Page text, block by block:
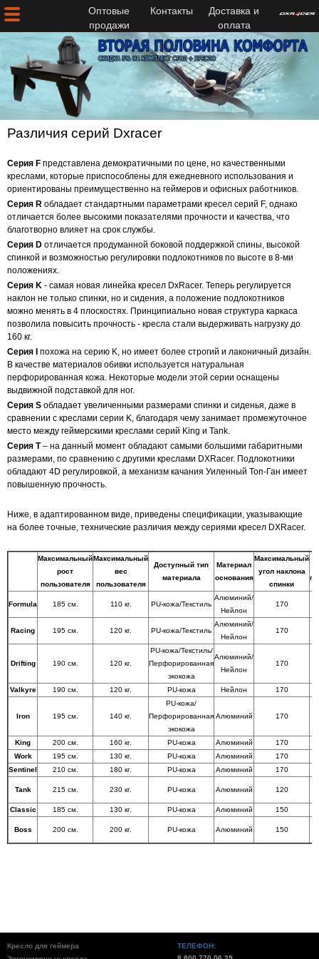
Доставка и
оплата
Контакты
Оптовые
продажи
Различия серий Dxracer
Серия F представлена демократичными по цене, но качественными
креслами, которые приспособлены для ежедневного использования и
ориентированы преимущественно на геймеров и офисных работников.
Серия R обладает стандартными параметрами кресел серий F, однако
отличается более высокими показателями прочности и качества, что
благотворно влияет на срок службы.
Серия D отличается продуманной боковой поддержкой спины, высокой
спинкой и возможностью регулировки подлокотников по высоте в 8-ми
положениях.
Серия K - самая новая линейка кресел DxRacer. Теперь регулируется
наклон не только спинки, но и сидения, а положение подлокотников
можно менять в 4 плоскостях. Принципиально новая структура каркаса
позволила повысить прочность - кресла стали выдерживать нагрузку до
160 кг.
Серия I похожа на серию K, но имеет более строгий и лаконичный дизайн.
В качестве материалов обивки используется натуральная
перфорированная кожа. Некоторые модели этой серии оснащены
выдвижной подставкой для ног.
Серия S обладает увеличенными размерами спинки и сиденья, даже в
сравнении с креслами серии K, благодаря чему занимает промежуточное
место между геймерскими креслами серий King и Tank.
Серия T– на данный момент обладают самыми большими габаритными
размерами, по сравнению с другими креслами DXRacer. Подлокотники
обладают 4D регулировкой, а механизм качания Уиленный Топ-Ган имеет
повышенную прочность.
Ниже, в адаптированном виде, приведены спецификации, указывающие
на более точные, технические различия между сериями кресел DXRacer.
Максимальный
рост
пользователя
Максимальный
вес
пользователя
Доступный тип
материала
Материал
основания
Максимальный
угол наклона
спинки
Formula 185 см. 110 кг. PU-кожа/Текстиль
Алюминий/
Нейлон
170
Racing 195 см. 120 кг. PU-кожа/Текстиль
Алюминий/
Нейлон
170
Drifting 190 см. 120 кг.
PU-кожа/Текстиль/
Перфорированная
экокожа
Алюминий/
Нейлон
170
Valkyre 190 см. 120 кг. PU-кожа Нейлон 170
Iron 195 см. 140 кг.
PU-кожа/
Перфорированная
экокожа
Алюминий 170
King 200 см. 160 кг. PU-кожа Алюминий
170
Work
195 см. 130 кг. PU-кожа Алюминий
170
Sentinel
210 см. 180 кг. PU-кожа Алюминий 170
Tank 215 см. 230 кг. PU-кожа Алюминий 120
Classic 185 см. 130 кг. PU-кожа Алюминий 150
Boss 200 см. 200 кг. PU-кожа Алюминий 150
Кресло для геймера
ТЕЛЕФОН: